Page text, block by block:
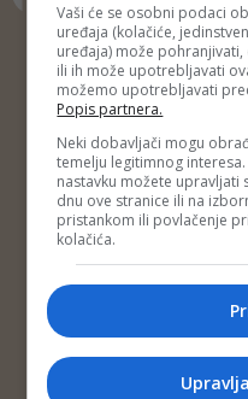
Copyright
Impressum
Kontakt
Vaši će se osobni podaci
uređaja (kolačiće,
uređaja) može
ili ih može upotrebljavati
možemo upotrebljavati
Popis partnera.
Neki dobavljači mogu
temelju legitimnog
nastavku možete upravljati
dnu ove stranice ili na
pristankom ili povlačenje
kolačića.